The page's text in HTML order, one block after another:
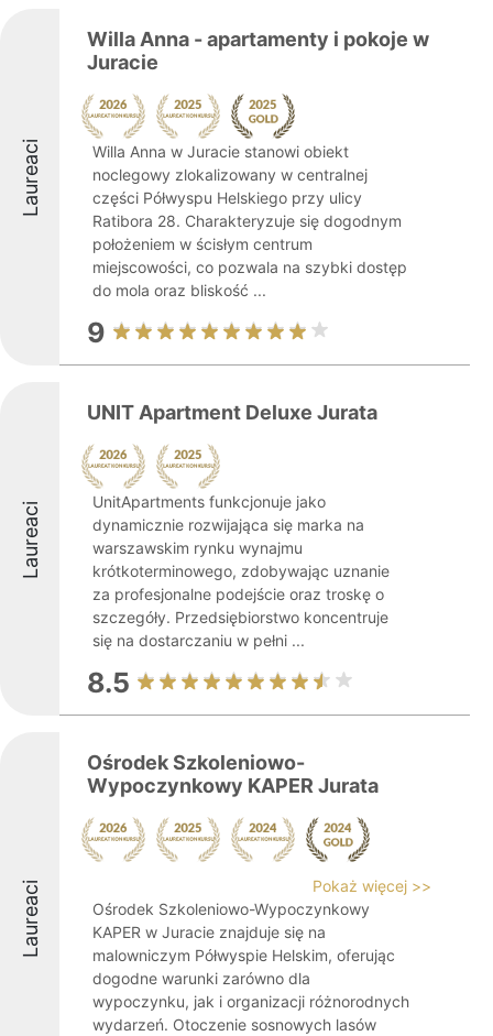
Laureaci
Willa Anna - apartamenty i pokoje w
Juracie
Willa Anna w Juracie stanowi obiekt
noclegowy zlokalizowany w centralnej
części Półwyspu Helskiego przy ulicy
Ratibora 28. Charakteryzuje się dogodnym
położeniem w ścisłym centrum
miejscowości, co pozwala na szybki dostęp
do mola oraz bliskość ...
9
Laureaci
UNIT Apartment Deluxe Jurata
UnitApartments funkcjonuje jako
dynamicznie rozwijająca się marka na
warszawskim rynku wynajmu
krótkoterminowego, zdobywając uznanie
za profesjonalne podejście oraz troskę o
szczegóły. Przedsiębiorstwo koncentruje
się na dostarczaniu w pełni ...
8.5
Laureaci
Ośrodek Szkoleniowo-
Wypoczynkowy KAPER Jurata
Pokaż więcej >>
Ośrodek Szkoleniowo-Wypoczynkowy
KAPER w Juracie znajduje się na
malowniczym Półwyspie Helskim, oferując
dogodne warunki zarówno dla
wypoczynku, jak i organizacji różnorodnych
wydarzeń. Otoczenie sosnowych lasów